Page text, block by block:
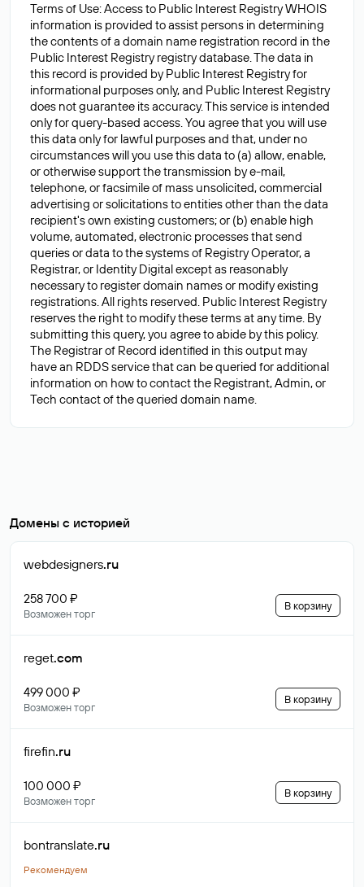
Terms of Use: Access to Public Interest Registry WHOIS
information is provided to assist persons in determining
the contents of a domain name registration record in the
Public Interest Registry registry database. The data in
this record is provided by Public Interest Registry for
informational purposes only, and Public Interest Registry
does not guarantee its accuracy. This service is intended
only for query-based access. You agree that you will use
this data only for lawful purposes and that, under no
circumstances will you use this data to (a) allow, enable,
or otherwise support the transmission by e-mail,
telephone, or facsimile of mass unsolicited, commercial
advertising or solicitations to entities other than the data
recipient's own existing customers; or (b) enable high
volume, automated, electronic processes that send
queries or data to the systems of Registry Operator, a
Registrar, or Identity Digital except as reasonably
necessary to register domain names or modify existing
registrations. All rights reserved. Public Interest Registry
reserves the right to modify these terms at any time. By
submitting this query, you agree to abide by this policy.
The Registrar of Record identified in this output may
have an RDDS service that can be queried for additional
information on how to contact the Registrant, Admin, or
Домены с историей
webdesigners.ru
258 700 ₽
Возможен торг
В корзину
reget.com
499 000 ₽
Возможен торг
В корзину
firefin.ru
100 000 ₽
Возможен торг
В корзину
bontranslate.ru
Рекомендуем